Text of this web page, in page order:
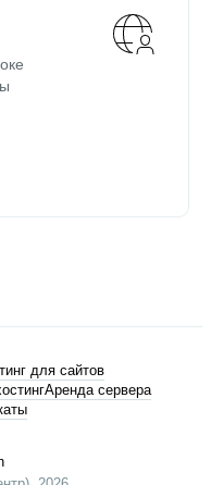
для сайтов
Аренда сервера